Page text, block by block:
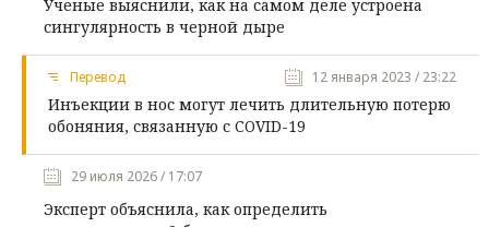
Ученые выяснили, как на самом деле устроена
сингулярность в черной дыре
Перевод 12 января 2023 / 23:22
Инъекции в нос могут лечить длительную потерю
обоняния, связанную с COVID-19
29 июля 2026 / 17:07
Эксперт объяснила, как определить